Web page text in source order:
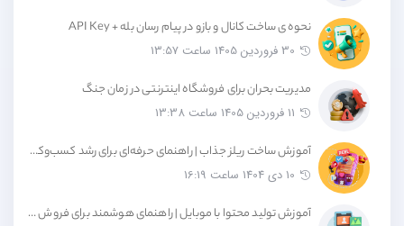
نحوه ی ساخت کانال و بازو در پیام رسان بله + API Key
30 فروردین 1405 ساعت 13:57
مدیریت بحران برای فروشگاه اینترنتی در زمان جنگ
11 فروردین 1405 ساعت 13:38
آموزش ساخت ریلز جذاب | راهنمای حرفه‌ای برای رشد کسب‌وکار در اینستاگرام
10 دی 1404 ساعت 16:19
آموزش تولید محتوا با موبایل | راهنمای هوشمند برای فروش بیشتر بدون هزینه اضافه